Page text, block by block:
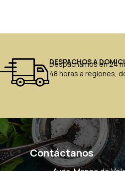
DESPACHOS A
Despachamos en 24
48 horas a regiones,
Contáctanos